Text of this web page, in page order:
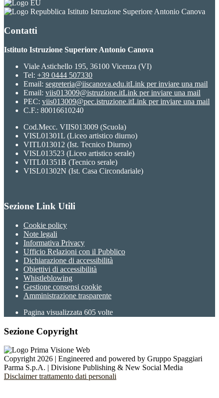
Istituto Istruzione Superiore Antonio Canova
Contatti
Istituto Istruzione Superiore Antonio Canova
Viale Astichello 195, 36100 Vicenza (VI)
Tel: +39 0444 507330
Email: segreteria@iiscanova.edu.itLink per inviare una mail
Email: viis013009@istruzione.itLink per inviare una mail
PEC: viis013009@pec.istruzione.itLink per inviare una mail
C.F.: 80016610240
Cod.Mecc. VIIS013009 (Scuola)
VISL01301L (Liceo artistico diurno)
VITL013012 (Ist. Tecnico Diurno)
VISL013523 (Liceo artistico serale)
VITL01351B (Tecnico serale)
VISL01302N (Ist. Casa Circondariale)
Sezione Link Utili
Cookie policy
Note legali
Informativa Privacy
Ufficio Relazioni con il Pubblico
Dichiarazione di accessibilità
Obiettivi di accessibilità
Whistleblowing
Gestione consensi cookie
Amministrazione trasparente
Pagina visualizzata 605 volte
Sezione Copyright
Copyright 2026 | Engineered and powered by Gruppo Spaggiari
Parma S.p.A. | Divisione Publishing & New Social Media
Disclaimer trattamento dati personali